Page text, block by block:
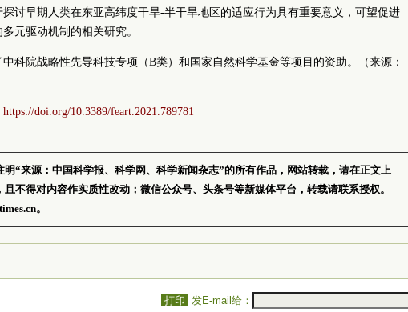
讨早期人类在东亚高纬度干旱-半干旱地区的适应行为具有重要意义，可望促进
元驱动机制的相关研究。
中科院战略性先导科技专项（B类）和国家自然科学基金等项目的资助。（来源：
https://doi.org/10.3389/feart.2021.789781
明“来源：中国科学报、科学网、科学新闻杂志”的所有作品，网站转载，请在正文上
不得对内容作实质性改动；微信公众号、头条号等新媒体平台，转载请联系授权。
。
打印 发E-mail给：